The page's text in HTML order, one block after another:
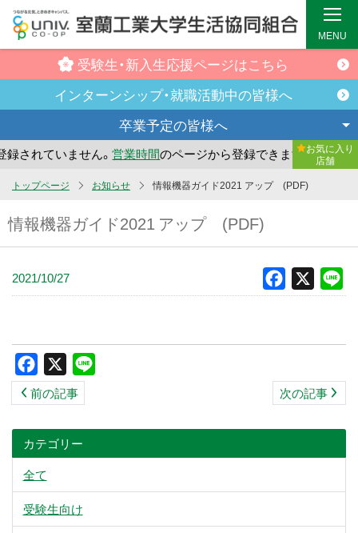
ン
コ
受験生・新入生応援ページはこちら
インターンシップ・就職活動中の皆様へ
卒業予定の皆様へ
れていません。営業時間のページから登録できます。 ま
お気に入り
店舗
MENU
トップページ お知らせ 情報機器ガイド2021 アップ (PDF)
情報機器ガイド2021 アップ (PDF)
2021/10/27 Facebook
Facebook
前の記事 次の記事
カテゴリー
全て
受験生向け